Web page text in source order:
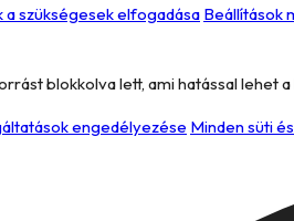
a szükségesek elfogadása Beállítások
blokkolva lett, ami hatással lehet
engedélyezése Minden süti